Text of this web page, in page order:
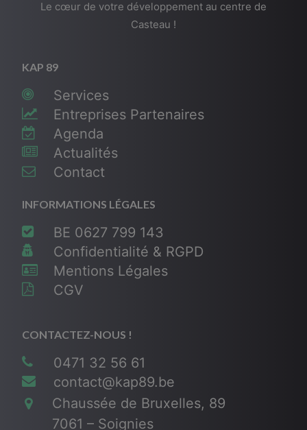
Le cœur de votre développement au centre de
Casteau !
KAP 89
Services
Entreprises Partenaires
Agenda
Actualités
Contact
INFORMATIONS LÉGALES
BE 0627 799 143
Confidentialité & RGPD
Mentions Légales
CGV
CONTACTEZ-NOUS !
0471 32 56 61
contact@kap89.be
Chaussée de Bruxelles, 89
7061 – Soignies